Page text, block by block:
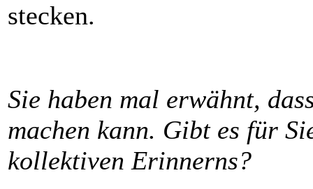
stecken.
Sie haben mal erwähnt,
machen kann. Gibt es für
kollektiven Erinnerns?